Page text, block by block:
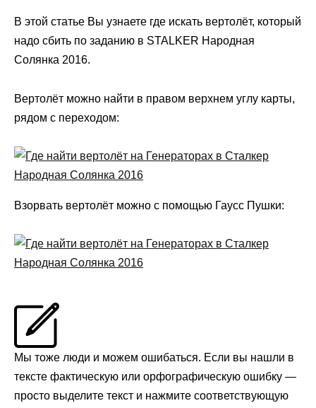
В этой статье Вы узнаете где искать вертолёт, который
надо сбить по заданию в STALKER Народная
Солянка 2016.
Вертолёт можно найти в правом верхнем углу карты,
рядом с переходом:
Взорвать вертолёт можно с помощью Гаусс Пушки:
Мы тоже люди и можем ошибаться. Если вы нашли в
тексте фактическую или орфографическую ошибку —
просто выделите текст и нажмите соответствующую